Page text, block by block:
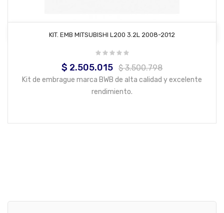
AÑADIR AL CARRITO
KIT. EMB MITSUBISHI L200 3.2L 2008-2012
Precio
$ 2.505.015
Precio
base
$ 3.500.798
Kit de embrague marca BWB de alta calidad y excelente
rendimiento.